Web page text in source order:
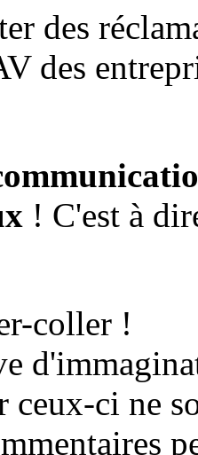
des
des
! C'est à
coller !
ceux-ci ne